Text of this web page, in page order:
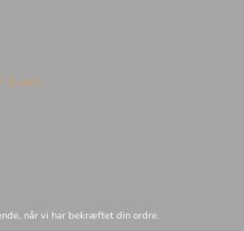
& ure
når vi har bekræftet din ordre.